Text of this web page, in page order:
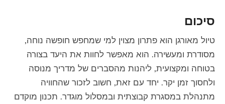
סיכום
טיול מאורגן הוא פתרון מצוין למי שמחפש חופשה נוחה,
מסודרת ומעשירה. הוא מאפשר לחוות את היעד בצורה
בטוחה ומקצועית, ליהנות מהסברים של מדריך מנוסה
ולחסוך זמן יקר. יחד עם זאת, חשוב לזכור שהחוויה
מתנהלת במסגרת קבוצתית ובמסלול מוגדר. תכנון מוקדם